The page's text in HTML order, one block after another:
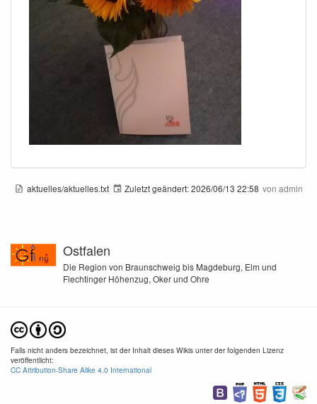
aktuelles/aktuelles.txt Zuletzt geändert:2026/06/13 22:58 von admin
Ostfalen
Die Region von Braunschweig bis Magdeburg, Elm und
Flechtinger Höhenzug, Oker und Ohre
Falls nicht anders bezeichnet, ist der Inhalt dieses Wikis unter der folgenden Lizenz
veröffentlicht:
CC Attribution-Share Alike 4.0 International